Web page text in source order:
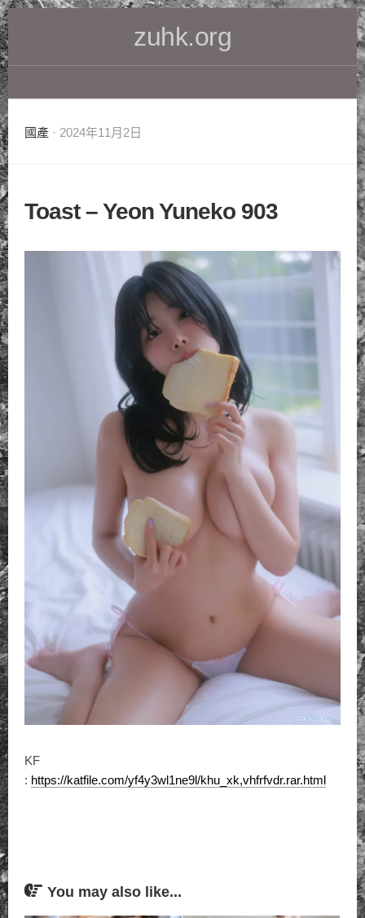
Skip
to
content
zuhk.org
國產 · 2024年11月2日
Toast – Yeon Yuneko 903
KF
: https://katfile.com/yf4y3wl1ne9l/khu_xk,vhfrfvdr.rar.html
You may also like...